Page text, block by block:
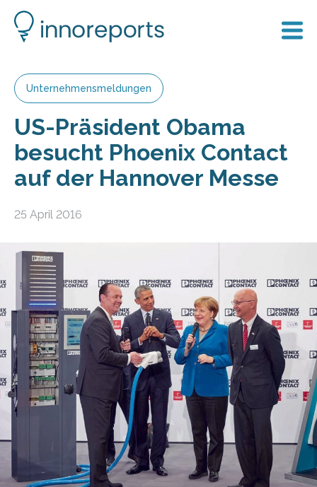
Unternehmensmeldungen
US-Präsident Obama
besucht Phoenix Contact
auf der Hannover Messe
25 April 2016